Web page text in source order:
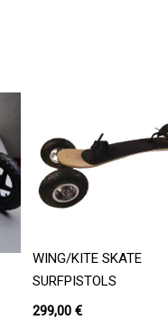
Lire La Suite
WING/KITE SKATE
SURFPISTOLS
299,00 €